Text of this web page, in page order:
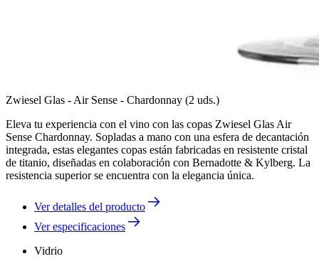
Zwiesel Glas - Air Sense - Chardonnay (2 uds.)
Eleva tu experiencia con el vino con las copas Zwiesel Glas Air
Sense Chardonnay. Sopladas a mano con una esfera de decantación
integrada, estas elegantes copas están fabricadas en resistente cristal
de titanio, diseñadas en colaboración con Bernadotte & Kylberg. La
resistencia superior se encuentra con la elegancia única.
Ver detalles del producto
Ver especificaciones
Vidrio